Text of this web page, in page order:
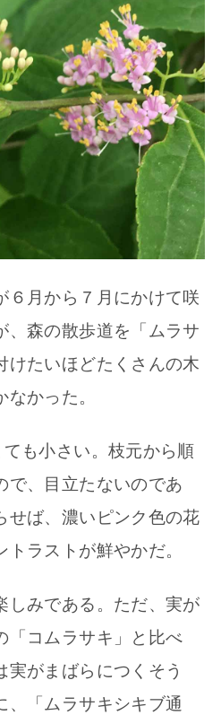
６月から７月にかけて咲
、森の散歩道を「ムラサ
けたいほどたくさんの木
かった。
も小さい。枝元から順
で、目立たないのであ
せば、濃いピンク色の花
ラストが鮮やかだ。
しみである。ただ、実が
「コムラサキ」と比べ
実がまばらにつくそう
、「ムラサキシキブ通